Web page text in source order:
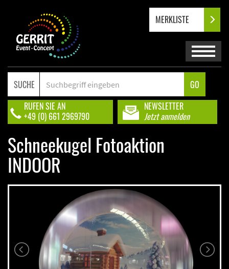
MERKLISTE
SUCHE
GO
RUFEN SIE AN
+49 (0) 661 2969790
NEWSLETTER
Jetzt anmelden
Schneekugel Fotoaktion
INDOOR